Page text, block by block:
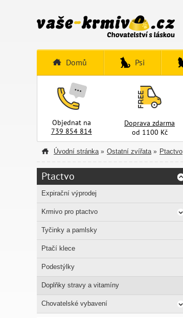
Domů Psi
Objednat na
739 854 814
Doprava zdarma
od 1100 Kč
Úvodní stránka » Ostatní zvířata » Ptactvo
Ptactvo
Expirační výprodej
Krmivo pro ptactvo
Tyčinky a pamlsky
Ptačí klece
Podestýlky
Doplňky stravy a vitamíny
Chovatelské vybavení